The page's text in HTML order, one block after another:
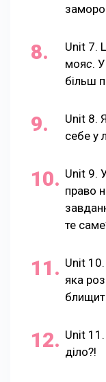
Unit 7.
мояс.
більш
Unit 8.
себе у
Unit 9.
право
те
Unit
яка
Unit
діло?!